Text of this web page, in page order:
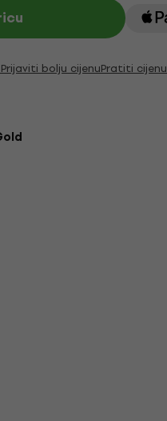
Prijaviti bolju cijenuPratiti cijenu